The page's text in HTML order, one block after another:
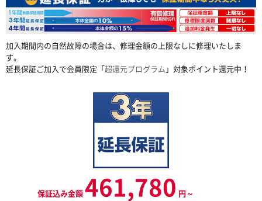
加入期間内の自然故障の場合は、修理金額の上限なしに修理いたしま
す。
延長保証ご加入で会員限定「超還元プログラム 」対象ポイント還元中！
保証込み金額461,780 円～